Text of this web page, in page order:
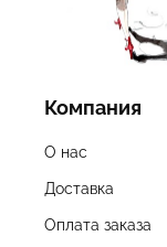
Компания
О нас
Доставка
Оплата заказа